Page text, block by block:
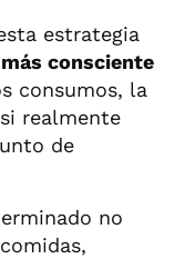
estrategia
consciente
consumos, la
realmente
de
no